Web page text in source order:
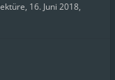
, 16. Juni 2018,